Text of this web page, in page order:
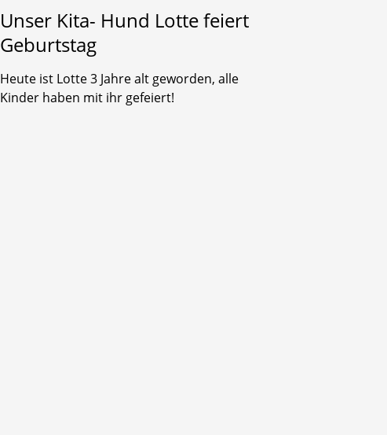
Unser Kita- Hund Lotte feiert
Geburtstag
Heute ist Lotte 3 Jahre alt geworden, alle
Kinder haben mit ihr gefeiert!